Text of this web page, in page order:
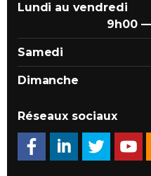
Lundi au vendredi
9h00
Samedi
Dimanche
Réseaux sociaux